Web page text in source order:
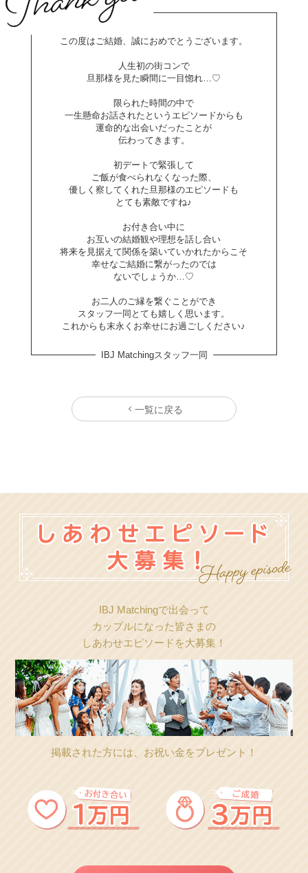
この度はご結婚、誠におめでとうございます。
人生初の街コンで
旦那様を見た瞬間に一目惚れ…♡
限られた時間の中で
一生懸命お話されたというエピソードからも
運命的な出会いだったことが
伝わってきます。
初デートで緊張して
ご飯が食べられなくなった際、
優しく察してくれた旦那様のエピソードも
とても素敵ですね♪
お付き合い中に
お互いの結婚観や理想を話し合い
将来を見据えて関係を築いていかれたからこそ
幸せなご結婚に繋がったのでは
ないでしょうか…♡
お二人のご縁を繋ぐことができ
スタッフ一同とても嬉しく思います。
これからも末永くお幸せにお過ごしください♪
IBJ Matchingスタッフ一同
一覧に戻る
IBJ Matchingで出会って
カップルになった皆さまの
しあわせエピソードを大募集！
掲載された方には、お祝い金をプレゼント！